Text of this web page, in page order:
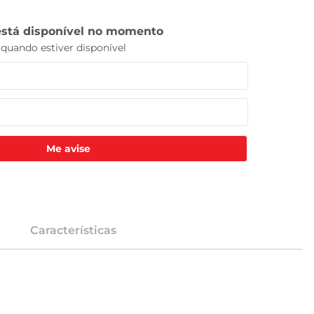
Me avise
Características